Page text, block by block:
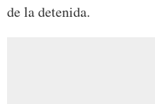
de la detenida.